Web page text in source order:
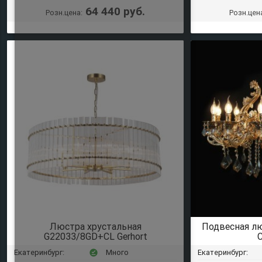
Розн.цена: 64 440 руб.
Люстра хрустальная
G22033/8GD+CL Gerhort
Екатеринбург: offline_pin Много
Подвесная
Екатеринбург: